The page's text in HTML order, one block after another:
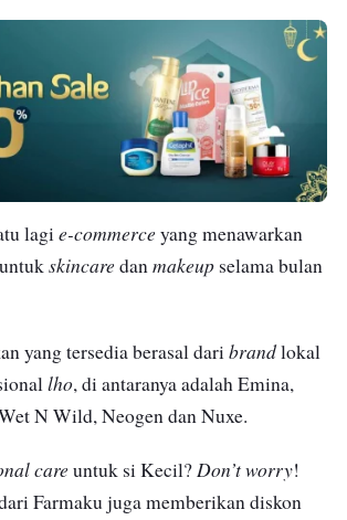
lagi e-commerce yang menawarkan
skincare dan makeup selama bulan
yang tersedia berasal daribrandlokal
lho, di antaranya adalah Emina,
N Wild, Neogen dan Nuxe.
care untuk si Kecil? Don’t worry!
Farmaku juga memberikan diskon